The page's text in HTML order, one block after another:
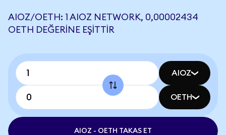
AIOZ/OETH: 1 AIOZ NETWORK, 0,00002434
OETH DEĞERINE EŞITTIR
AIOZ
OETH
AIOZ - OETH TAKAS ET